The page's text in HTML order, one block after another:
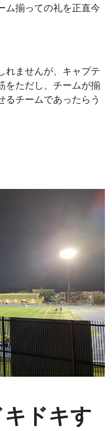
ム揃っての礼を正直今
れませんが、キャプテ
をただし、チームが揃
るチームであったらう
ドキす